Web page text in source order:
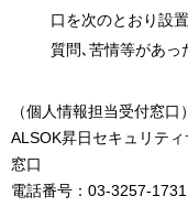
口を次のとおり設
質問､苦情等があっ
（個人情報担当受付窓口）
ALSOK昇日セキュリテ
窓口
電話番号：03-3257-